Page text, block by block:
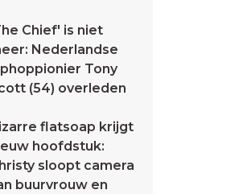
Chief' is niet
Nederlandse
Tony
(54) overleden
flatsoap krijgt
hoofdstuk:
sloopt camera
buurvrouw en